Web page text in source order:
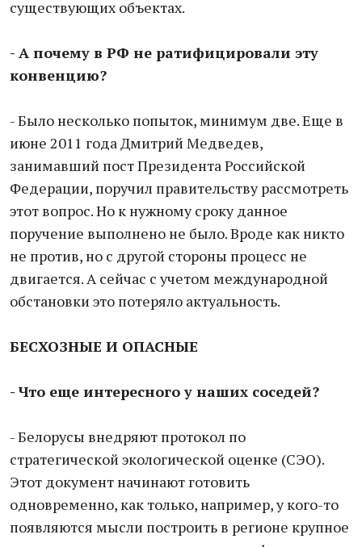
существующих объектах.
- А почему в РФ не ратифицировали эту
конвенцию?
- Было несколько попыток, минимум две. Еще в
июне 2011 года Дмитрий Медведев,
занимавший пост Президента Российской
Федерации, поручил правительству рассмотреть
этот вопрос. Но к нужному сроку данное
поручение выполнено не было. Вроде как никто
не против, но с другой стороны процесс не
двигается. А сейчас с учетом международной
обстановки это потеряло актуальность.
БЕСХОЗНЫЕ И ОПАСНЫЕ
- Что еще интересного у наших соседей?
- Белорусы внедряют протокол по
стратегической экологической оценке (СЭО).
Этот документ начинают готовить
одновременно, как только, например, у кого-то
появляются мысли построить в регионе крупное